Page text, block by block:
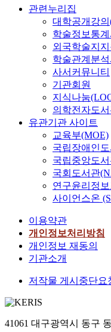
관련누리집
대학공개강
학술정보통
외국학술지
학술관계분
사서커뮤니티
기관회원
지식나눔
의학전자도
유관기관 사이트
교육부(MOE)
국립장애인
국립중앙도
국회도서관
연구윤리정
사이언스온
이용약관
개인정보처리방침
개인정보 재동의
기관소개
저작물 게시중단요
41061 대구광역시 동구